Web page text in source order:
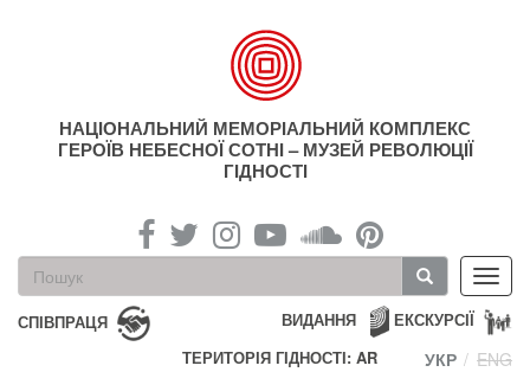
НАЦІОНАЛЬНИЙ МЕМОРІАЛЬНИЙ КОМПЛЕКС
ГЕРОЇВ НЕБЕСНОЇ СОТНІ – МУЗЕЙ РЕВОЛЮЦІЇ
ГІДНОСТІ
Пошукова
форма
Пошук
СПІВПРАЦЯ ЕКСКУРСІЇ
ВИДАННЯ
ТЕРИТОРІЯ ГІДНОСТІ: AR
УКР ENG